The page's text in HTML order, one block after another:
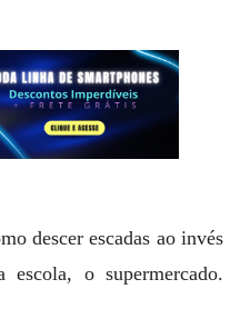
descer escadas ao invés
o supermercado.